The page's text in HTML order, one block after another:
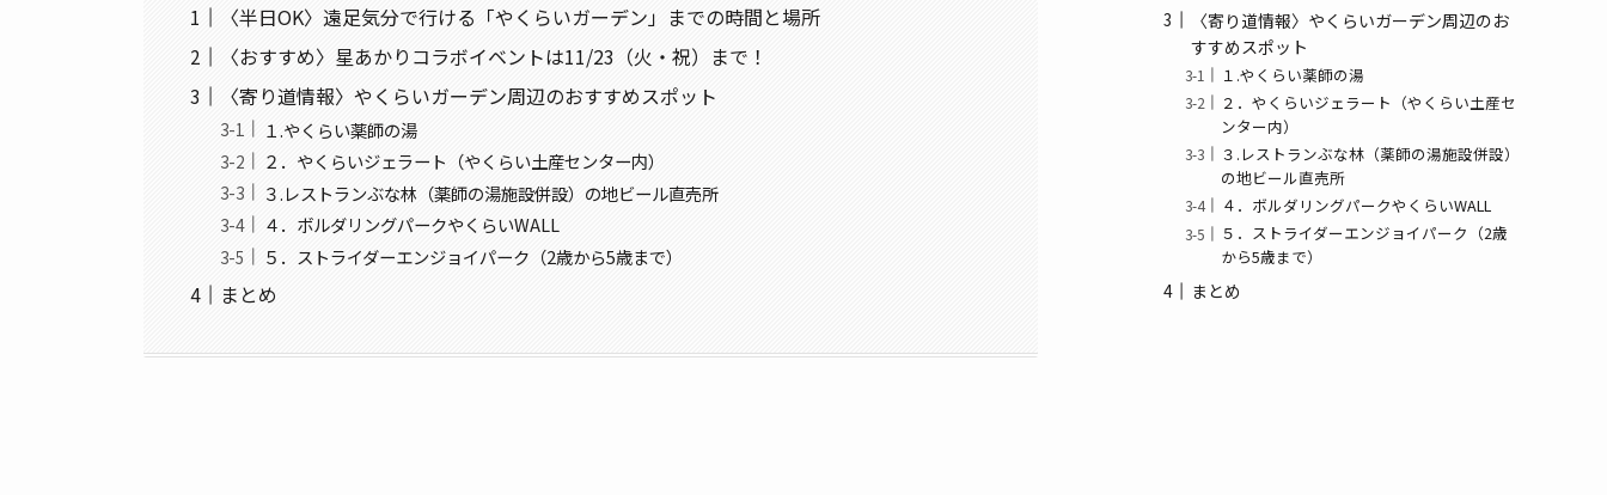
〈半日OK〉遠足気分で行ける「やくらいガーデン」までの時間と場所
〈おすすめ〉星あかりコラボイベントは11/23（火・祝）まで！
〈寄り道情報〉やくらいガーデン周辺のおすすめスポット
１.やくらい薬師の湯
２．やくらいジェラート（やくらい土産センター内）
３.レストランぶな林（薬師の湯施設併設）の地ビール直売所
４．ボルダリングパークやくらいWALL
５．ストライダーエンジョイパーク（2歳から5歳まで）
まとめ
〈寄り道情報〉やくらいガーデン周辺のお
すすめスポット
１.やくらい薬師の湯
２．やくらいジェラート（やくらい土産セ
ンター内）
３.レストランぶな林（薬師の湯施設併設）
の地ビール直売所
４．ボルダリングパークやくらいWALL
５．ストライダーエンジョイパーク（2歳
から5歳まで）
まとめ